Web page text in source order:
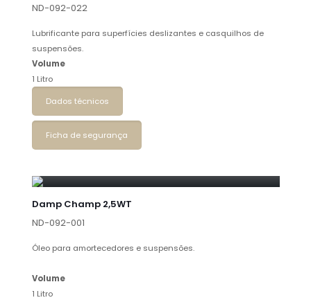
ND-092-022
Lubrificante para superfícies deslizantes e casquilhos de
suspensões.
Volume
1 Litro
Dados técnicos
Ficha de segurança
Damp Champ 2,5WT
ND-092-001
Óleo para amortecedores e suspensões.
Volume
1 Litro